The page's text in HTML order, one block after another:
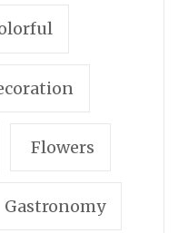
Flowers
Gastronomy